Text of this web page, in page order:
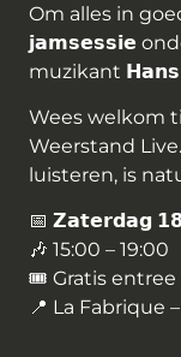
Om alles in
𝗷𝗮𝗺𝘀𝗲𝘀𝘀𝗶𝗲
muzikant 𝗛𝗮𝗻𝘀
Wees welkom
Weerstand
luisteren, is
📅 𝗭𝗮𝘁𝗲𝗿𝗱𝗮𝗴 𝟭𝟴
🎶 15:00 – 19:00
🎟 Gratis entree
📍 La Fabrique